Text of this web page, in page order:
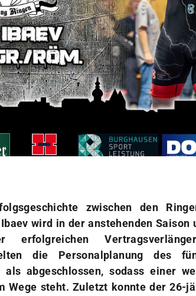
zwischen den
wird in der anstehenden Saison
die Personalplanung des
als abgeschlossen, sodass einer
Wege steht. Zuletzt konnte der 26-
Sportangebote
Sportsuche
Abteilungen
VitaSport